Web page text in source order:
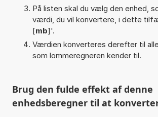
På listen skal du vælg den enhed,
værdi, du vil konvertere, i dette
[mb]'.
Værdien konverteres derefter til
som lommeregneren kender til.
Brug den fulde effekt af denne
enhedsberegner til at